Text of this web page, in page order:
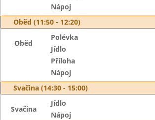
Nápoj
Oběd (11:50 - 12:20)
Oběd
Polévka
Jídlo
Příloha
Nápoj
Svačina (14:30 - 15:00)
Svačina
Jídlo
Nápoj